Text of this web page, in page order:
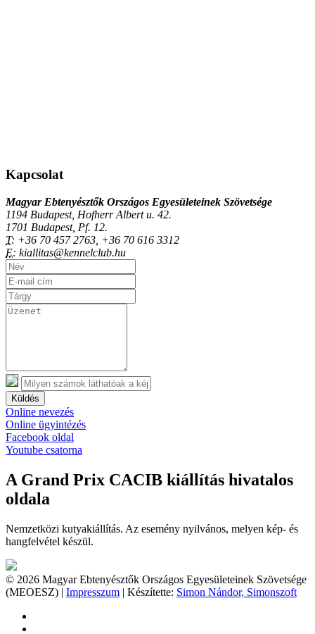
Kapcsolat
Magyar Ebtenyésztők Országos Egyesületeinek Szövetsége
1194 Budapest, Hofherr Albert u. 42.
1701 Budapest, Pf. 12.
T: +36 70 457 2763, +36 70 616 3312
E: kiallitas@kennelclub.hu
Küldés
Online nevezés
Online ügyintézés
Facebook oldal
Youtube csatorna
A Grand Prix CACIB kiállítás hivatalos
oldala
Nemzetközi kutyakiállítás. Az esemény nyilvános, melyen kép- és
hangfelvétel készül.
© 2026 Magyar Ebtenyésztők Országos Egyesületeinek Szövetsége
(MEOESZ) | Impresszum | Készítette: Simon Nándor, Simonszoft